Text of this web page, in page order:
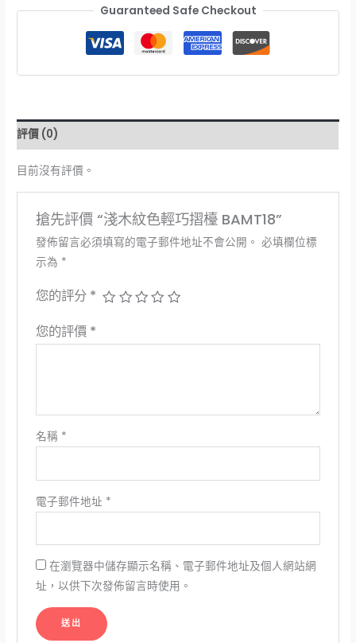
Guaranteed Safe Checkout
評價 (0)
目前沒有評價。
搶先評價 “淺木紋色輕巧摺檯 BAMT18”
發佈留言必須填寫的電子郵件地址不會公開。 必填欄位標
示為 *
您的評分 *
您的評價 *
名稱 *
電子郵件地址 *
在瀏覽器中儲存顯示名稱、電子郵件地址及個人網站網
址，以供下次發佈留言時使用。